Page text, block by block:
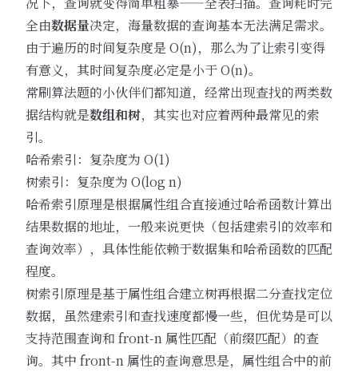
全由数据量决定，海量数据的查询基本无法满足需求。
由于遍历的时间复杂度是 O(n)，那么为了让索引变得
有意义，其时间复杂度必定是小于 O(n)。
常刷算法题的小伙伴们都知道，经常出现查找的两类数
据结构就是数组和树，其实也对应着两种最常见的索
引。
哈希索引：复杂度为 O(1)
树索引：复杂度为 O(log n)
哈希索引原理是根据属性组合直接通过哈希函数计算出
结果数据的地址，一般来说更快（包括建索引的效率和
查询效率），具体性能依赖于数据集和哈希函数的匹配
程度。
树索引原理是基于属性组合建立树再根据二分查找定位
数据，虽然建索引和查找速度都慢一些，但优势是可以
支持范围查询和 front-n 属性匹配（前缀匹配）的查
询。其中 front-n 属性的查询意思是，属性组合中的前